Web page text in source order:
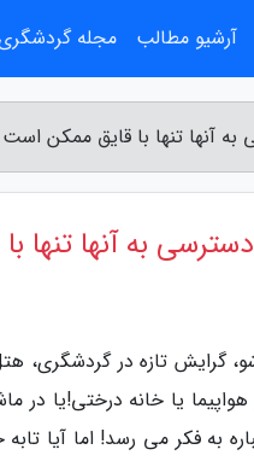
آنها تنها با قایق ممکن
به آنها تنها
گرایش تازه در
یا خانه درختی!یا در
به فکر می رسد! اما آیا
آرشیو مطالب مجله